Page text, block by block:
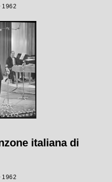
1962
italiana di
1962